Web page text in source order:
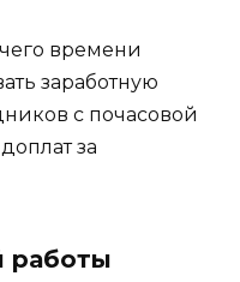
времени
заработную
с почасовой
за
работы